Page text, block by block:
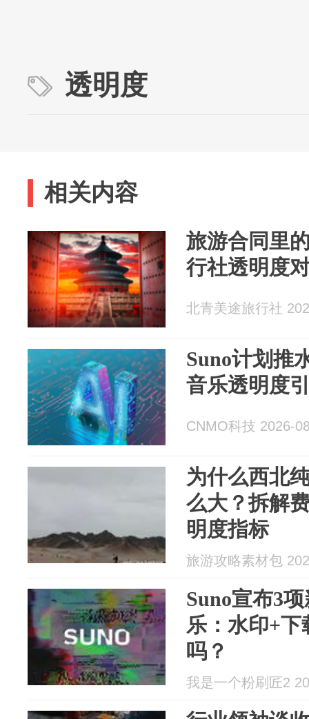
透明度
相关内容
旅游合同里
行社透明度
北青美途旅行社
Suno计划推
音乐透明度
CNMO科技 2026-
为什么西北
么大？拆解
明度指标
旅游攻略素材包
Suno宣布3
乐：水印+
吗？
我是一个粉刷匠2